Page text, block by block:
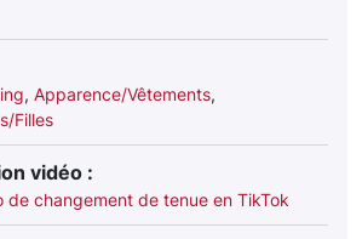
, Apparence/Vêtements,
Filles
vidéo :
de changement de tenue en TikTok